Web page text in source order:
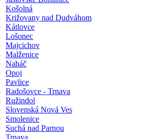
Košolná
Križovany nad Dudváhom
Kátlovce
Lošonec
Majcichov
Malženice
Naháč
Opoj
Pavlice
Radošovce - Trnava
Ružindol
Slovenská Nová Ves
Smolenice
Suchá nad Parnou
Trnava